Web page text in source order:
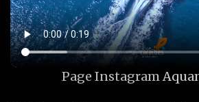
Page Instagram